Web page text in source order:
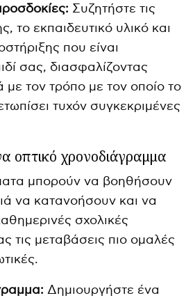
Συζητήστε τις
το εκπαιδευτικό υλικό και
που είναι
σας, διασφαλίζοντας
με τον τρόπο με τον οποίο το
τυχόν συγκεκριμένες
οπτικό χρονοδιάγραμμα
μπορούν να βοηθήσουν
να κατανοήσουν και να
σχολικές
τις μεταβάσεις πιο ομαλές
Δημιουργήστε ένα